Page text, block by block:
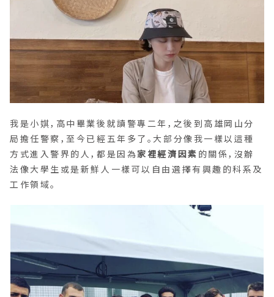
我是小娸，高中畢業後就讀警專二年，之後到高雄岡山分
局擔任警察，至今已經五年多了。大部分像我一樣以這種
方式進入警界的人，都是因為家裡經濟因素 的關係，沒辦
法像大學生或是新鮮人一樣可以自由選擇有興趣的科系及
工作領域。